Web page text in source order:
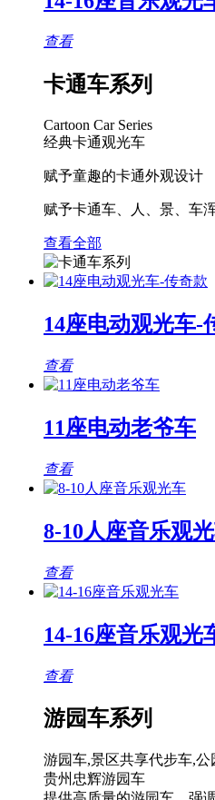
查看
卡通车系列
Cartoon Car Series
经典卡通观光车
赋予童趣的卡通外观设计
赋予卡通车、人、景、车
查看全部
14座电动观光车-
查看
11座电动老爷车
查看
8-10人座音乐观
查看
14-16座音乐观光
查看
游园车系列
游园车,景区共享代步车,公
贵州忠辉游园车